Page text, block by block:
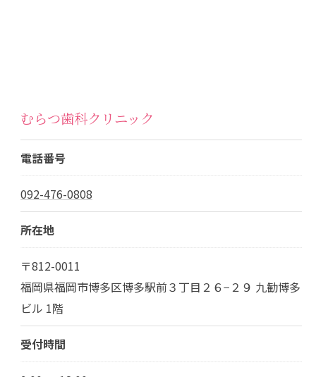
むらつ歯科クリニック
電話番号
092-476-0808
所在地
〒812-0011
福岡県福岡市博多区博多駅前３丁目２６−２９ 九勧博多
ビル 1階
受付時間